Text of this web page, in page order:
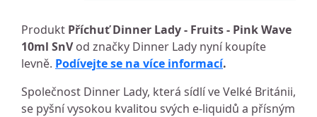
Produkt Příchuť Dinner Lady - Fruits - Pink Wave
10ml SnVod značky Dinner Lady nyní koupíte
levně. Podívejte se na více informací.
Společnost Dinner Lady, která sídlí ve Velké Británii,
se pyšní vysokou kvalitou svých e-liquidů a přísným